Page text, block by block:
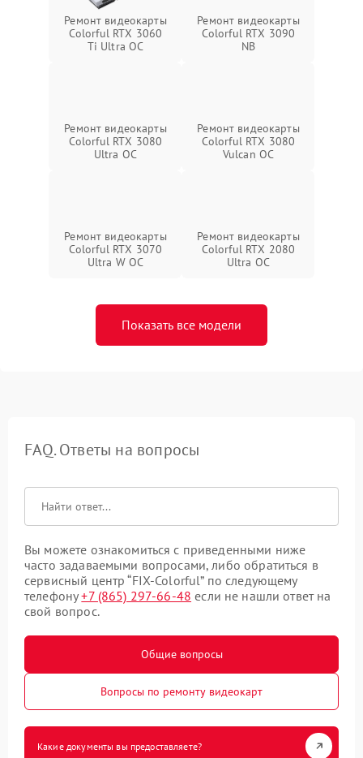
Ремонт видеокарты
Colorful RTX 3060
Ti Ultra OC
Ремонт видеокарты
Colorful RTX 3090
NB
Ремонт видеокарты
Colorful RTX 3080
Ultra OC
Ремонт видеокарты
Colorful RTX 3080
Vulcan OC
Ремонт видеокарты
Colorful RTX 3070
Ultra W OC
Ремонт видеокарты
Colorful RTX 2080
Ultra OC
Показать все модели
FAQ. Ответы на вопросы
Вы можете ознакомиться с приведенными ниже
часто задаваемыми вопросами, либо обратиться в
сервисный центр “FIX-Colorful” по следующему
телефону+7 (865) 297-66-48 если не нашли ответ на
свой вопрос.
Общие вопросы
Вопросы по ремонту видеокарт
Какие документы вы предоставляете?